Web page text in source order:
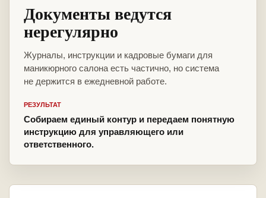
Документы ведутся
нерегулярно
Журналы, инструкции и кадровые бумаги для
маникюрного салона есть частично, но система
не держится в ежедневной работе.
РЕЗУЛЬТАТ
Собираем единый контур и передаем понятную
инструкцию для управляющего или
ответственного.